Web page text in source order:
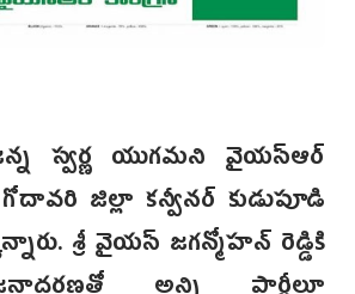
స్వర్ణ యుగమని వైయస్ఆర్
గోదావరి జిల్లా కన్వీనర్ కుడుపూడి
శ్రీ వైయస్ జగన్మోహన్ రెడ్డికి